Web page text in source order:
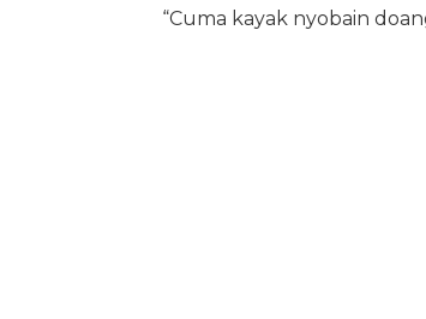
“Cuma kayak nyobain